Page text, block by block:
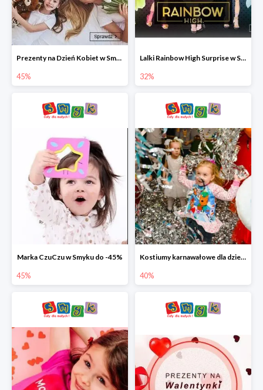
Prezenty na Dzień Kobiet w Smyku do -45%
45%
Lalki Rainbow High Surprise w Smyku do -35%
32%
Marka CzuCzu w Smyku do -45%
45%
Kostiumy karnawałowe dla dzieci w Smyku do -40%
40%